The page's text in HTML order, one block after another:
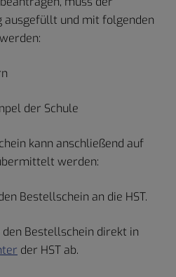
ausgefüllt und mit folgenden
der Schule
kann anschließend auf
werden:
Bestellschein an die HST.
den Bestellschein direkt in
der HST ab.